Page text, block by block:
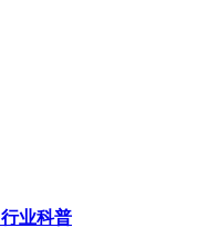
行业科普